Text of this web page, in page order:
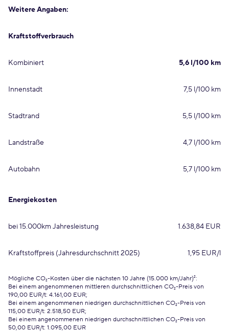
Weitere Angaben:
Kraftstoffverbrauch
Kombiniert 5,6 l/100 km
Innenstadt 7,5 l/100 km
Stadtrand 5,5 l/100 km
Landstraße 4,7 l/100 km
Autobahn 5,7 l/100 km
Energiekosten
bei 15.000km Jahresleistung 1.638,84 EUR
Kraftstoffpreis (Jahresdurchschnitt 2025) 1,95 EUR/l
Mögliche CO₂-Kosten über die nächsten 10 Jahre (15.000 km/Jahr)²:
Bei einem angenommenen mittleren durchschnittlichen CO₂-Preis von
190,00 EUR/t: 4.161,00 EUR;
Bei einem angenommenen niedrigen durchschnittlichen CO₂-Preis von
115,00 EUR/t: 2.518,50 EUR;
Bei einem angenommenen niedrigen durchschnittlichen CO₂-Preis von
50,00 EUR/t: 1.095,00 EUR